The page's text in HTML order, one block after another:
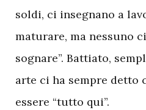
soldi, ci insegnano a
maturare, ma nessuno
sognare”. Battiato,
arte ci ha sempre detto
essere “tutto qui”.